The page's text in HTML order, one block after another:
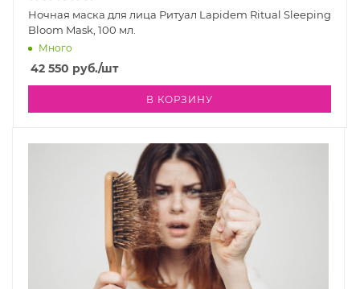
Ночная маска для лица Ритуал Lapidem Ritual Sleeping
Bloom Mask, 100 мл.
Много
42 550 руб./шт
В КОРЗИНУ